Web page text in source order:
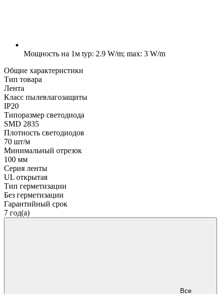
Мощность на 1м typ: 2.9 W/m; max: 3 W/m
Общие характеристики
Тип товара
Лента
Класс пылевлагозащиты
IP20
Типоразмер светодиода
SMD 2835
Плотность светодиодов
70 шт/м
Минимальный отрезок
100 мм
Серия ленты
UL открытая
Тип герметизации
Без герметизации
Гарантийный срок
7 год(а)